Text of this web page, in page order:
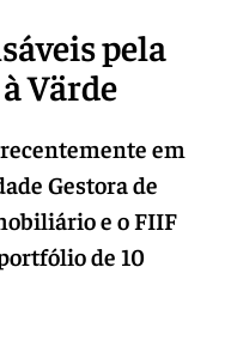
pela
Värde
em
Gestora de
e o FIIF
de 10